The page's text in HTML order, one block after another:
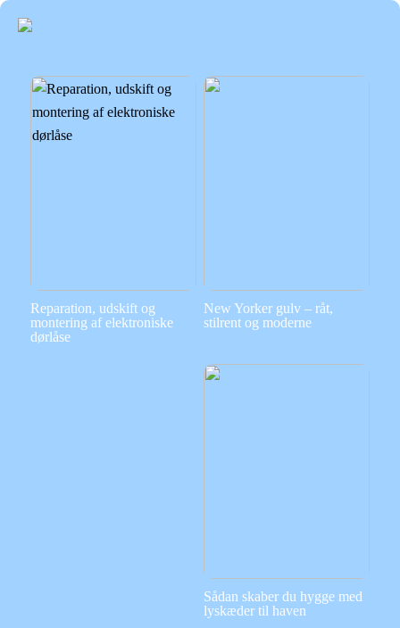
Reparation, udskift og
montering af elektroniske
dørlåse
New Yorker gulv – råt,
stilrent og moderne
Sådan skaber du hygge med
lyskæder til haven